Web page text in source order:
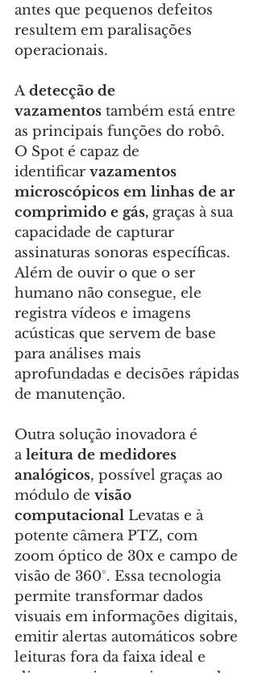
antes que pequenos defeitos
resultem em paralisações
operacionais.
A detecção de
vazamentos também está entre
as principais funções do robô.
O Spot é capaz de
identificar vazamentos
microscópicos em linhas de ar
comprimido e gás, graças à sua
capacidade de capturar
assinaturas sonoras específicas.
Além de ouvir o que o ser
humano não consegue, ele
registra vídeos e imagens
acústicas que servem de base
para análises mais
aprofundadas e decisões rápidas
de manutenção.
Outra solução inovadora é
a leitura de medidores
analógicos, possível graças ao
módulo de visão
computacional Levatas e à
potente câmera PTZ, com
zoom óptico de 30x e campo de
visão de 360°. Essa tecnologia
permite transformar dados
visuais em informações digitais,
emitir alertas automáticos sobre
leituras fora da faixa ideal e